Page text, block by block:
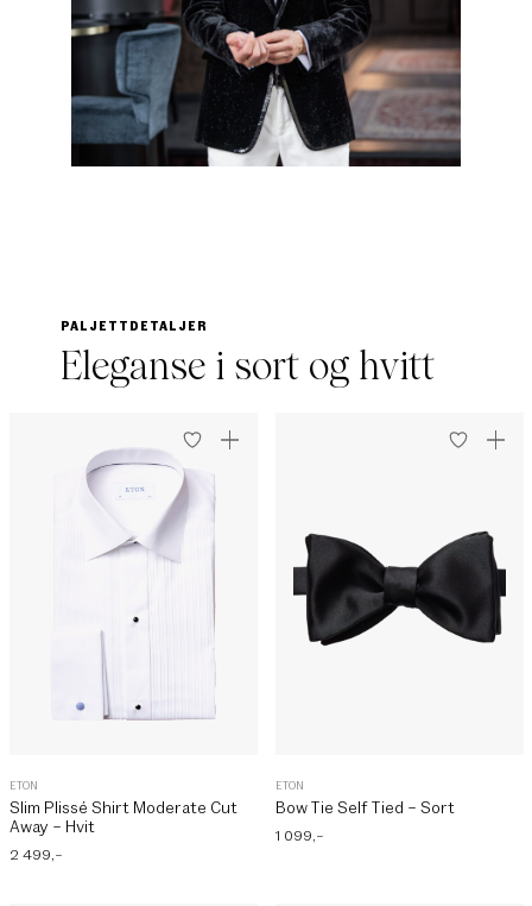
PALJETTDETALJER
Eleganse i sort og hvitt
ETON
Slim Plissé Shirt Moderate Cut
Away – Hvit
2 499 ,–
ETON
Bow Tie Self Tied – Sort
1 099 ,–